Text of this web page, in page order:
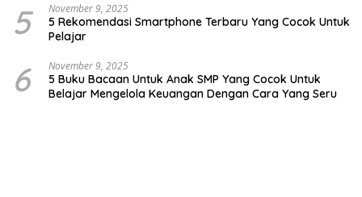
5 November 9, 2025
5 Rekomendasi Smartphone Terbaru Yang Cocok Untuk
Pelajar
6 November 9, 2025
5 Buku Bacaan Untuk Anak SMP Yang Cocok Untuk
Belajar Mengelola Keuangan Dengan Cara Yang Seru